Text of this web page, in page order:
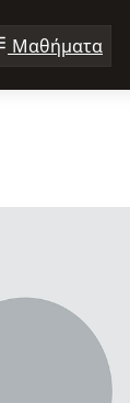
Μαθήματα